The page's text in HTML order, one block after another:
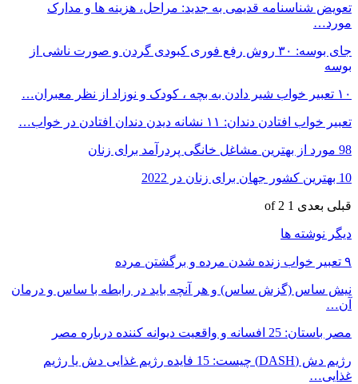
تعویض شناسنامه قدیمی به جدید: مراحل، هزینه ها و مدارک
مورد…
جای بوسه: ۳۰ روش رفع فوری کبودی گردن و صورت ناشی از
بوسه
۱۰ تعبیر خواب شیر دادن به بچه ، کودک و نوزاد از نظر معبران…
تعبیر خواب افتادن دندان: ۱۱ نشانه دیدن دندان افتادن در خواب…
98 مورد از بهترین مشاغل خانگی پردرآمد برای زنان
10 بهترین کشور جهان برای زنان در 2022
قبلی بعدی 1 of 2
دیگر نوشته ها
۹ تعبیر خواب زنده شدن مرده و برگشتن مرده
نیش ساس (گزش ساس) و هر آنچه باید در رابطه با ساس و درمان
آن…
مصر باستان: 25 افسانه و واقعیت دیوانه کننده درباره مصر
رژیم دش (DASH) چیست: 15 فایده رژیم غذایی دش یا رژیم
غذایی…